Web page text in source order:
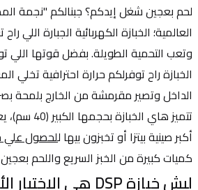
لحم بعجين شغل إيدكم؟ جبنالكم "نجمة
وتعب التحمية الطويلة. بفضل قوتها اللي
الداخل وتصير مقرمشة من الخارج بلمحة
أكبر صينية بيتزا أو تخبزون بيها للحصول علي
كميات كبيرة من الخبز السريع واللحم